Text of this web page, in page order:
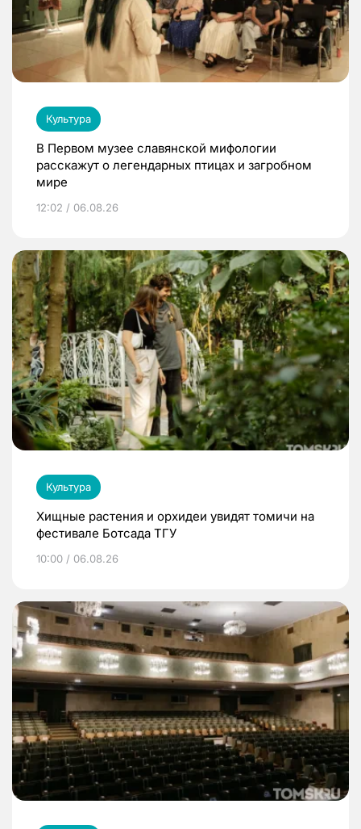
Культура
В Первом музее славянской мифологии
расскажут о легендарных птицах и загробном
мире
12:02 / 06.08.26
Культура
Хищные растения и орхидеи увидят томичи на
фестивале Ботсада ТГУ
10:00 / 06.08.26